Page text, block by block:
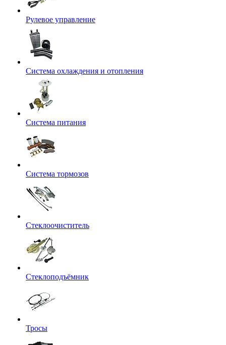
Рулевое управление
Система охлаждения и отопления
Система питания
Система тормозов
Стеклоочиститель
Стеклоподъёмник
Тросы